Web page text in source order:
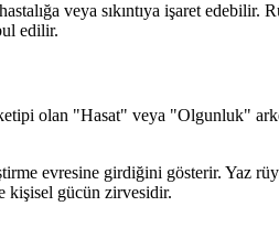
veya sıkıntıya işaret
edilir.
olan "Hasat" veya "Olgunluk"
evresine girdiğini gösterir. Yaz
kişisel gücün zirvesidir.